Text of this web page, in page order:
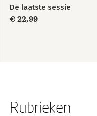
De laatste sessie
€ 22,99
Rubrieken